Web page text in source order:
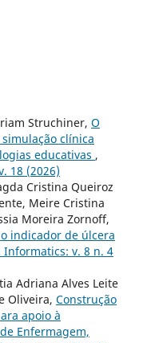
Struchiner, O
clínica
educativas ,
18 (2026)
Cristina Queiroz
Meire Cristina
Moreira Zornoff,
indicador de úlcera
Informatics: v. 8 n. 4
Adriana Alves Leite
Oliveira, Construção
apoio à
Enfermagem,